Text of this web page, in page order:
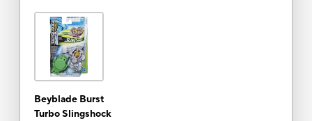
Beyblade Burst
Turbo Slingshock